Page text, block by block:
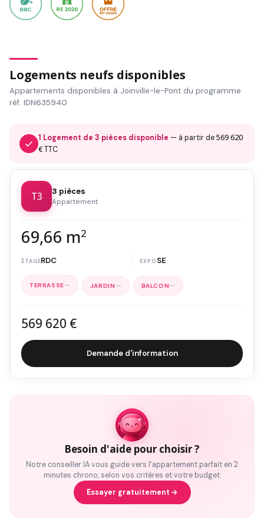
Logements neufs disponibles
Appartements disponibles à Joinville-le-Pont du programme
réf. IDN635940
1 Logement de 3 pièces disponible — à partir de569 620
€TTC
T3 3 pièces
Appartement
69,66 m2
RDC SE
— — —
569 620 €
Demande d'information
Besoin d'aide pour choisir ?
Notre conseiller IA vous guide vers l'appartement parfait en 2
minutes chrono, selon vos critères et votre budget.
Essayer gratuitement